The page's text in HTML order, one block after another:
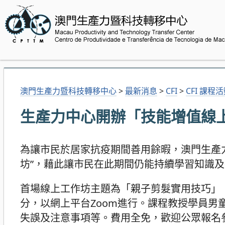
澳門生產力暨科技轉移中心> 最新消息 > CFI> CFI 課程
生產力中心開辦「技能增值線
為讓市民於居家抗疫期間善用餘暇，澳門生
坊”，藉此讓市民在此期間仍能持續學習知識
首場線上工作坊主題為「親子剪髮實用技巧
分，以網上平台Zoom進行。課程教授學員男
失誤及注意事項等。費用全免，歡迎公眾報